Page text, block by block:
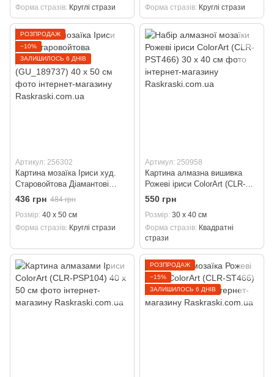
Форма стразів Круглі стрази
Форма стразів Круглі стрази
РОЗПРОДАЖ
−10%
ЗАЛИШИЛОСЬ 6 ДНІВ
Артикул: 256302
Картина мозаїка Іриси худ.
Старовойтова Діамантові
ручки (GU_189737) 40 х 50 см
436 грн 484 грн
Розмір 40 х 50 см
Форма стразів Круглі стрази
Артикул: 250958
Картина алмазна вишивка
Рожеві іриси ColorArt (CLR-
PST466)
550 грн
Розмір 30 х 40 см
Форма стразів Квадратні
стрази
РОЗПРОДАЖ
−15%
ЗАЛИШИЛОСЬ 6 ДНІВ